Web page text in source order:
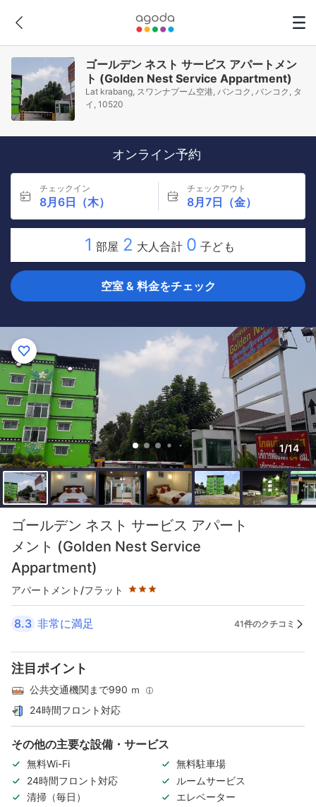
ゴールデン ネスト サービス アパートメン
ト (Golden Nest Service Appartment)
Lat krabang, スワンナプーム空港, バンコク, バンコク, タ
イ, 10520
オンライン予約
チェックイン
8月6日（木）
チェックアウト
8月7日（金）
1 部屋 2 大人合計 0 子ども
空室 & 料金をチェック
1/14
ゴールデン ネスト サービス アパート
メント (Golden Nest Service
Appartment)
アパートメント/フラット
星評価 3つ星
8.3 非常に満足 41件のクチコミ
注目ポイント
公共交通機関まで990 ｍ
24時間フロント対応
その他の主要な設備・サービス
無料Wi-Fi
無料駐車場
24時間フロント対応
ルームサービス
清掃（毎日）
エレベーター